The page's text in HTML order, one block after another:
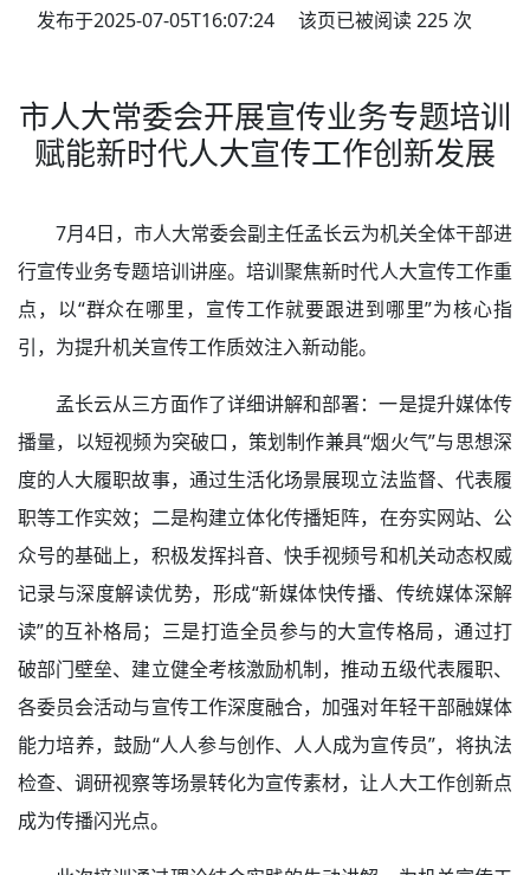
发布于2025-07-05T16:07:24 该页已被阅读225 次
市人大常委会开展宣传业务专题培训
赋能新时代人大宣传工作创新发展
7月4日，市人大常委会副主任孟长云为机关全体干部进
行宣传业务专题培训讲座。培训聚焦新时代人大宣传工作重
点，以“群众在哪里，宣传工作就要跟进到哪里”为核心指
引，为提升机关宣传工作质效注入新动能。
孟长云从三方面作了详细讲解和部署：一是提升媒体传
播量，以短视频为突破口，策划制作兼具“烟火气”与思想深
度的人大履职故事，通过生活化场景展现立法监督、代表履
职等工作实效；二是构建立体化传播矩阵，在夯实网站、公
众号的基础上，积极发挥抖音、快手视频号和机关动态权威
记录与深度解读优势，形成“新媒体快传播、传统媒体深解
读”的互补格局；三是打造全员参与的大宣传格局，通过打
破部门壁垒、建立健全考核激励机制，推动五级代表履职、
各委员会活动与宣传工作深度融合，加强对年轻干部融媒体
能力培养，鼓励“人人参与创作、人人成为宣传员”，将执法
检查、调研视察等场景转化为宣传素材，让人大工作创新点
成为传播闪光点。